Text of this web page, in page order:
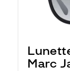
Marc